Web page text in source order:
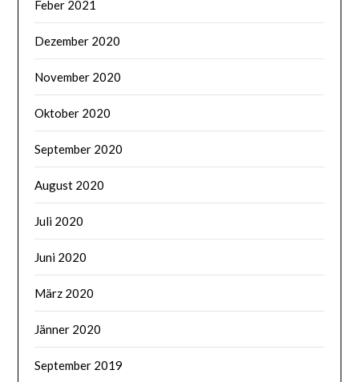
Feber 2021
Dezember 2020
November 2020
Oktober 2020
September 2020
August 2020
Juli 2020
Juni 2020
März 2020
Jänner 2020
September 2019